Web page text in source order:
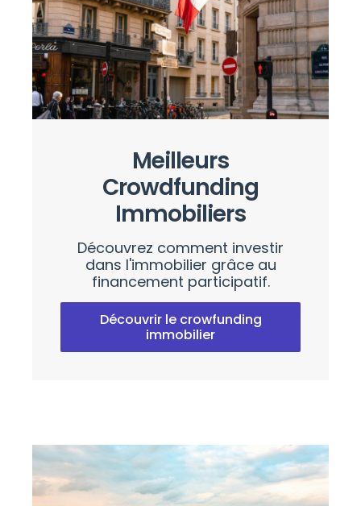
Meilleurs
Crowdfunding
Immobiliers
Découvrez comment investir
dans l'immobilier grâce au
financement participatif.
Découvrir le crowfunding
immobilier